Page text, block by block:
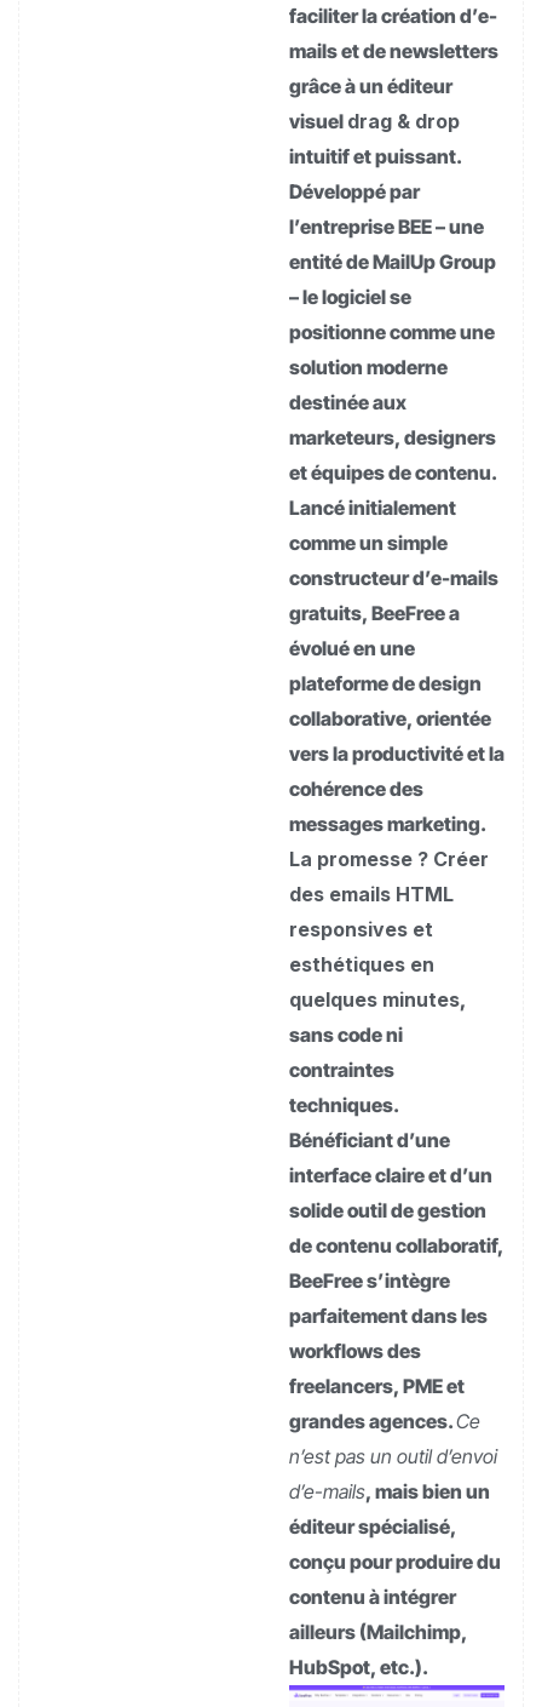
faciliter la création d’e-
mails et de newsletters
grâce à un éditeur
visuel drag & drop
intuitif et puissant.
Développé par
l’entreprise BEE – une
entité de MailUp Group
– le logiciel se
positionne comme une
solution moderne
destinée aux
marketeurs, designers
et équipes de contenu.
Lancé initialement
comme un simple
constructeur d’e-mails
gratuits, BeeFree a
évolué en une
plateforme de design
collaborative, orientée
vers la productivité et la
cohérence des
messages marketing.
La promesse ? Créer
des emails HTML
responsives et
esthétiques en
quelques minutes,
sans code ni
contraintes
techniques.
Bénéficiant d’une
interface claire et d’un
solide outil de gestion
de contenu collaboratif,
BeeFree s’intègre
parfaitement dans les
workflows des
freelancers, PME et
grandes agences.Ce
n’est pas un outil d’envoi
d’e-mails, mais bien un
éditeur spécialisé,
conçu pour produire du
contenu à intégrer
ailleurs (Mailchimp,
HubSpot, etc.).